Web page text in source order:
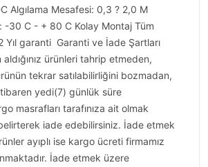
Algılama Mesafesi: 0,3 ? 2,0 M
: -30 C - + 80 C Kolay Montaj Tüm
Yıl garanti Garanti ve İade Şartları
aldığınız ürünleri tahrip etmeden,
tekrar satılabilirliğini bozmadan,
yedi(7) günlük süre
masrafları tarafınıza ait olmak
iade edebilirsiniz. İade etmek
ayıplı ise kargo ücreti firmamız
İade etmek üzere